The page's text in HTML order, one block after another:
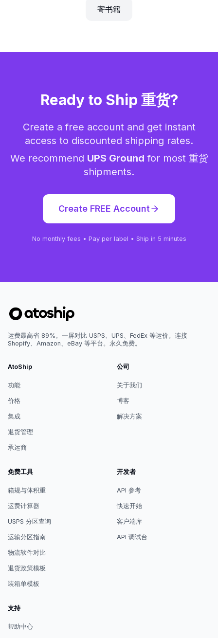
寄书籍
Ready to Ship 重货?
Create a free account and get instant
access to discounted shipping rates.
We recommend UPS Ground for most 重货
shipments.
Create FREE Account
No monthly fees • Pay per label • Ship in 5 minutes
运费最高省 89%。一屏对比 USPS、UPS、FedEx 等运价。连接
Shopify、Amazon、eBay 等平台。永久免费。
AtoShip
功能
价格
集成
退货管理
承运商
公司
关于我们
博客
解决方案
免费工具
箱规与体积重
运费计算器
USPS 分区查询
运输分区指南
物流软件对比
退货政策模板
装箱单模板
开发者
API 参考
快速开始
客户端库
API 调试台
支持
帮助中心